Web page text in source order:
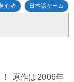
心者 日本語ゲーム
原作は2006年